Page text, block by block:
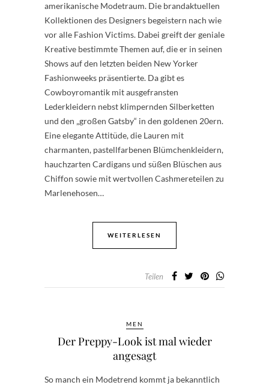
amerikanische Modetraum. Die brandaktuellen
Kollektionen des Designers begeistern nach wie
vor alle Fashion Victims. Dabei greift der geniale
Kreative bestimmte Themen auf, die er in seinen
Shows auf den letzten beiden New Yorker
Fashionweeks präsentierte. Da gibt es
Cowboyromantik mit ausgefransten
Lederkleidern nebst klimpernden Silberketten
und den „großen Gatsby“ in den goldenen 20ern.
Eine elegante Attitüde, die Lauren mit
charmanten, pastellfarbenen Blümchenkleidern,
hauchzarten Cardigans und süßen Blüschen aus
Chiffon sowie mit wertvollen Cashmereteilen zu
Marlenehosen…
WEITERLESEN
Teilen
MEN
Der Preppy-Look ist mal wieder
angesagt
So manch ein Modetrend kommt ja bekanntlich